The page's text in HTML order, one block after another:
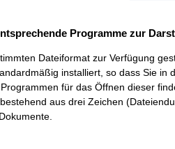
Programme zur
Dateiformat zur Verfügung
installiert, so dass Sie in
für das Öffnen dieser
aus drei Zeichen